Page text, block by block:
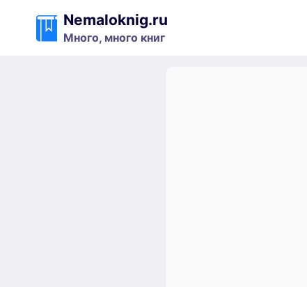
содержимому
Nemaloknig.ru
Много, много книг